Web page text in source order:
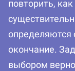
повторить,
определяются
окончание.
выбором